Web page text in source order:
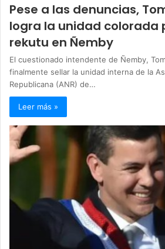
Pese a las denuncias,
logra la unidad colorada
rekutu en Ñemby
El cuestionado intendente de Ñemby,
finalmente sellar la unidad interna de la
Republicana (ANR) de…
Leer más »